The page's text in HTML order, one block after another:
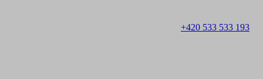
+420 533 533 193